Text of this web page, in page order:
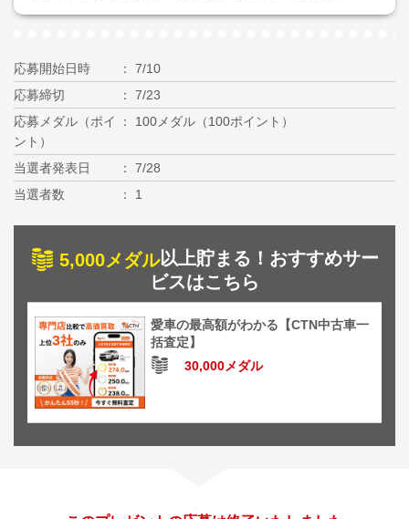
応募開始日時
7/10
応募締切
7/23
応募メダル（ポイ
ント）
100メダル（100ポイント）
当選者発表日
7/28
当選者数
1
5,000メダル以上貯まる！おすすめサー
ビスはこちら
愛車の最高額がわかる【CTN中古車一
括査定】
30,000メダル